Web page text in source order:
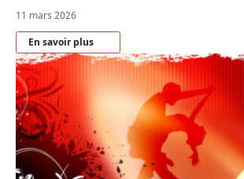
11 mars 2026
En savoir plus